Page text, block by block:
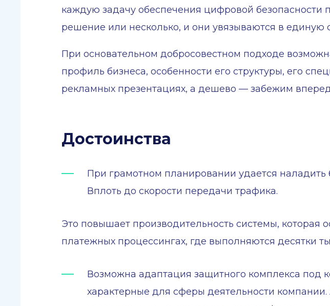
каждую задачу обеспечения цифровой безопасности
решение или несколько, и они увязываются в единую
При основательном добросовестном подходе
профиль бизнеса, особенности его структуры, его
рекламных презентациях, а дешево — забежим
Достоинства
При грамотном планировании удается
Вплоть до скорости передачи трафика.
Это повышает производительность системы,
платежных процессингах, где выполняются десятки
Возможна адаптация защитного комплекса под
характерные для сферы деятельности